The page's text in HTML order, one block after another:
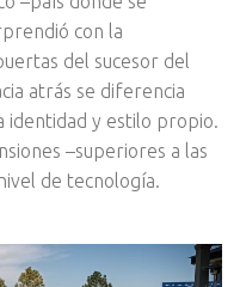
con la
del sucesor del
atrás se diferencia
identidad y estilo propio.
–superiores a las
de tecnología.